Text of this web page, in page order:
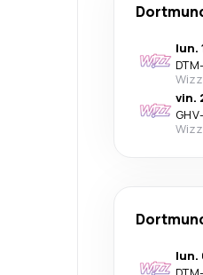
lun.
DTM-
vin.
GHV
lun.